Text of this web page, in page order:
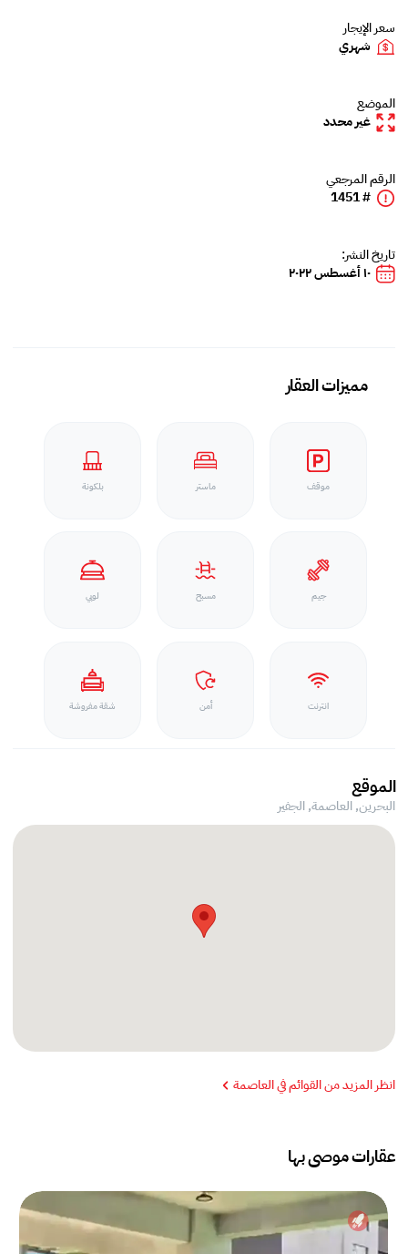
سعر الإيجار
شهري
الموضع
غير محدد
الرقم المرجعي
# 1451
تاريخ النشر:
١٠ أغسطس ٢٠٢٢
مميزات العقار
موقف ماستر بلكونة
جيم مسبح لوبي
انترنت أمن شقة مفروشة
الموقع
البحرين, العاصمة,الجفير
انظر المزيد من القوائم في العاصمة
عقارات موصى بها